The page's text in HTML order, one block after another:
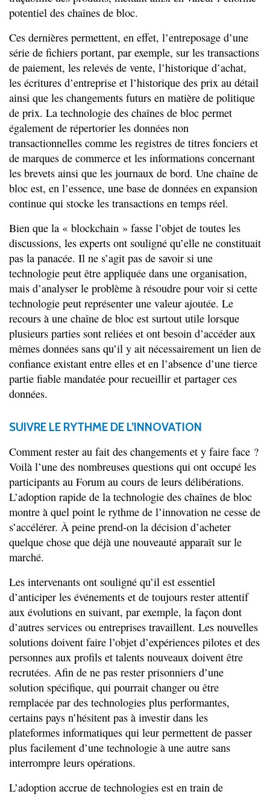
potentiel des chaînes de bloc.
Ces dernières permettent, en effet, l’entreposage d’une
série de fichiers portant, par exemple, sur les transactions
de paiement, les relevés de vente, l’historique d’achat,
les écritures d’entreprise et l’historique des prix au détail
ainsi que les changements futurs en matière de politique
de prix. La technologie des chaînes de bloc permet
également de répertorier les données non
transactionnelles comme les registres de titres fonciers et
de marques de commerce et les informations concernant
les brevets ainsi que les journaux de bord. Une chaîne de
bloc est, en l’essence, une base de données en expansion
continue qui stocke les transactions en temps réel.
Bien que la « blockchain » fasse l’objet de toutes les
discussions, les experts ont souligné qu’elle ne constituait
pas la panacée. Il ne s’agit pas de savoir si une
technologie peut être appliquée dans une organisation,
mais d’analyser le problème à résoudre pour voir si cette
technologie peut représenter une valeur ajoutée. Le
recours à une chaîne de bloc est surtout utile lorsque
plusieurs parties sont reliées et ont besoin d’accéder aux
mêmes données sans qu’il y ait nécessairement un lien de
confiance existant entre elles et en l’absence d’une tierce
partie fiable mandatée pour recueillir et partager ces
données.
SUIVRE LE RYTHME DE L’INNOVATION
Comment rester au fait des changements et y faire face ?
Voilà l’une des nombreuses questions qui ont occupé les
participants au Forum au cours de leurs délibérations.
L’adoption rapide de la technologie des chaînes de bloc
montre à quel point le rythme de l’innovation ne cesse de
s’accélérer. À peine prend-on la décision d’acheter
quelque chose que déjà une nouveauté apparaît sur le
marché.
Les intervenants ont souligné qu’il est essentiel
d’anticiper les événements et de toujours rester attentif
aux évolutions en suivant, par exemple, la façon dont
d’autres services ou entreprises travaillent. Les nouvelles
solutions doivent faire l’objet d’expériences pilotes et des
personnes aux profils et talents nouveaux doivent être
recrutées. Afin de ne pas rester prisonniers d’une
solution spécifique, qui pourrait changer ou être
remplacée par des technologies plus performantes,
certains pays n’hésitent pas à investir dans les
plateformes informatiques qui leur permettent de passer
plus facilement d’une technologie à une autre sans
interrompre leurs opérations.
L’adoption accrue de technologies est en train de